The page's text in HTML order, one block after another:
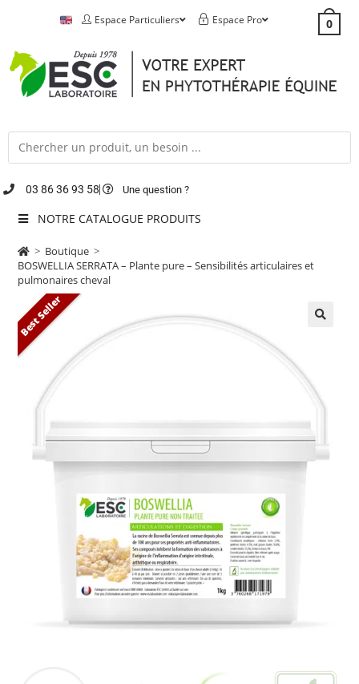
Espace Particuliers Espace Pro 0
03 86 36 93 58 Une question ?
NOTRE CATALOGUE PRODUITS
> Boutique >
BOSWELLIA SERRATA – Plante pure – Sensibilités articulaires et
pulmonaires cheval
Best Seller